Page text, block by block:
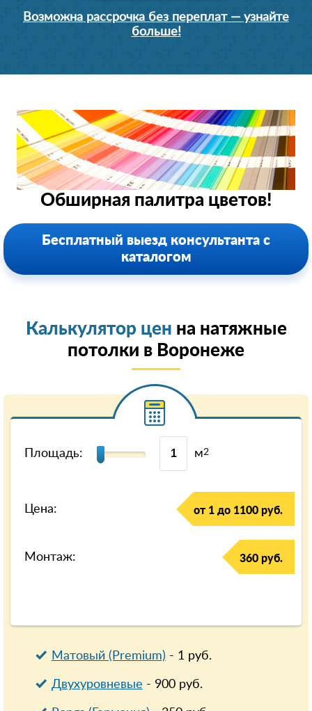
Возможна рассрочка без переплат — узнайте
больше!
Обширная палитра цветов!
Бесплатный выезд консультанта с
каталогом
Калькулятор цен на натяжные
потолки в Воронеже
Площадь: м2
Цена: от 1 до 1100 руб.
Монтаж: 360 руб.
Матовый (Premium) - 1руб.
Двухуровневые - 900руб.